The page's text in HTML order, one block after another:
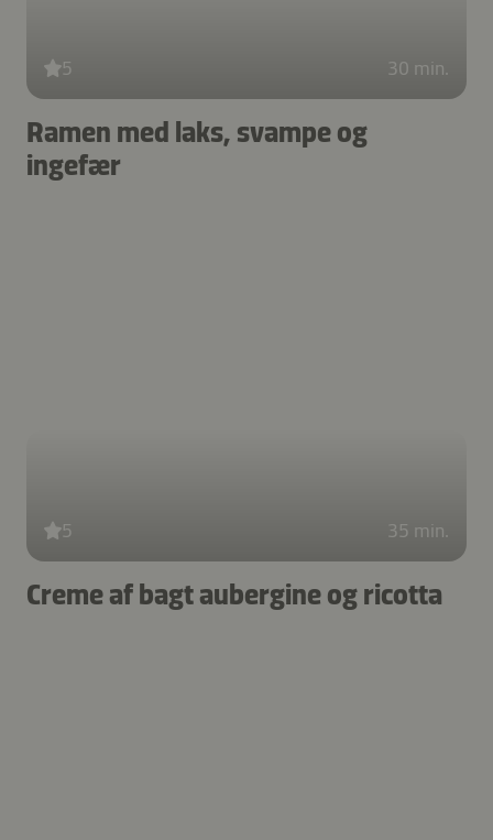
5 30 min.
Ramen med laks, svampe og
ingefær
5 35 min.
Creme af bagt aubergine og ricotta